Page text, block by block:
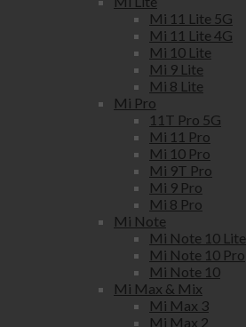
Mi 11 Lite 5G
Mi 11 Lite 4G
Mi 10 Lite
Mi 9 Lite
Mi 8 Lite
Mi Pro
11T Pro 5G
Mi 11 Pro
Mi 10 Pro
Mi 9T Pro
Mi 9 Pro
Mi 8 Pro
Mi Note
Mi Note 10 Lite
Mi Note 10 Pro
Mi Note 10
Mi Max & Mix
Mi Max 3
Mi Max 2